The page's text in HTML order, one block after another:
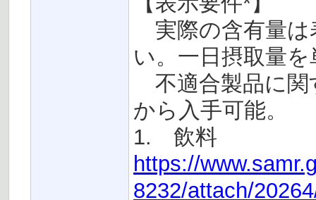
実際の含有量は
い。一日摂取量
不適合製品に関
から入手可能。
1. 飲料
https://
8232/attach/